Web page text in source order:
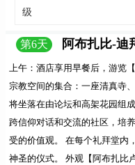
级
第6天 阿布扎比-迪
上午： 酒店享用早餐后，游览
宗教空间的集合：一座清真寺
将坐落在由论坛和高架花园组
跨信仰对话和交流的社区，培
受的价值观。 在每个礼拜堂内
神圣的仪式。 外观【阿布扎比